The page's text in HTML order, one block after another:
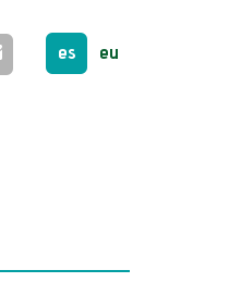
es eu